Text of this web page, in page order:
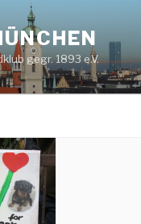
gegr. 1893 e.V.